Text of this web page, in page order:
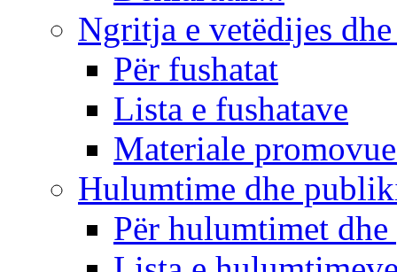
Ngritja e vetëdijes
Për fushatat
Lista e fushatave
Materiale
Hulumtime dhe
Për hulumtimet